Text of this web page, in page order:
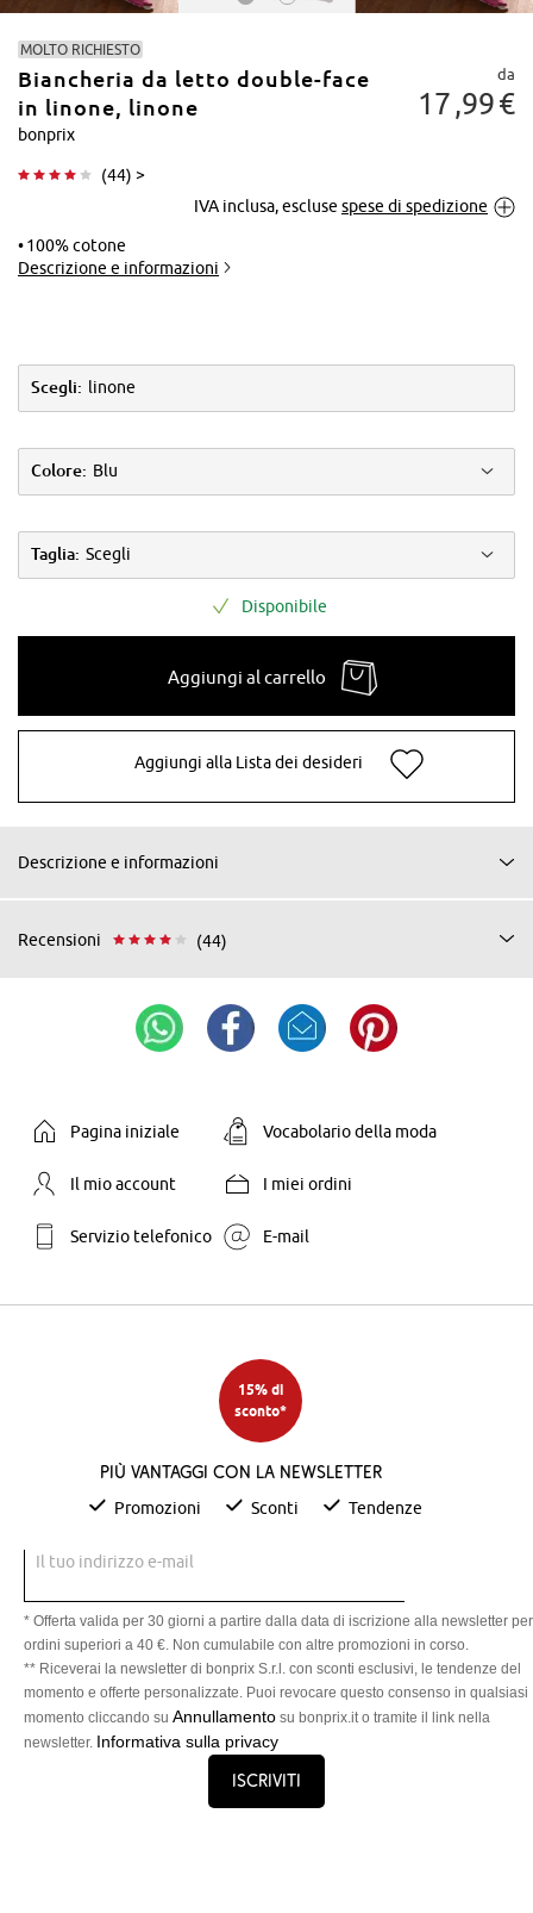
ingrandire
MOLTO RICHIESTO
Biancheria da letto double-face
in linone, linone
bonprix
(44) >
da
17 99€
IVA inclusa, escluse spese di spedizione
100% cotone
Descrizione e informazioni
Scegli: linone
Colore: Blu
Taglia: Scegli
Disponibile
Aggiungi al carrello
Aggiungi alla Lista dei desideri
Descrizione e informazioni
Recensioni (44)
Pagina iniziale Vocabolario della moda
Il mio account I miei ordini
Servizio telefonico E-mail
15% di
sconto*
Più vantaggi con la newsletter
Promozioni Sconti Tendenze
Il tuo indirizzo e-mail
* Offerta valida per 30 giorni a partire dalla data di iscrizione alla newsletter per
ordini superiori a 40 €. Non cumulabile con altre promozioni in corso.
** Riceverai la newsletter di bonprix S.r.l. con sconti esclusivi, le tendenze del
momento e offerte personalizzate. Puoi revocare questo consenso in qualsiasi
momento cliccando su Annullamento su bonprix.it o tramite il link nella
newsletter. Informativa sulla privacy
Iscriviti